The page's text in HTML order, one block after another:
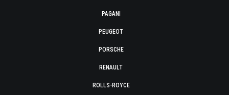
PAGANI
PEUGEOT
PORSCHE
RENAULT
ROLLS-ROYCE